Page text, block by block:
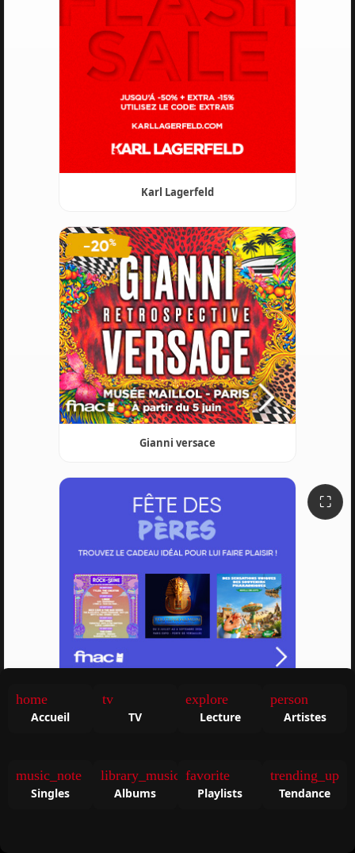
⛶
Karl Lagerfeld
Gianni versace
Fnac Spectacles
home
Accueil
tv
TV
explore
Lecture
person
Artistes
music_note
Singles
library_music
Albums
favorite
Playlists
trending_up
Tendance